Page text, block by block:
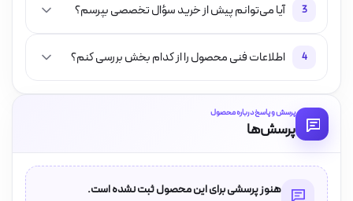
3 آیا می‌توانم پیش از خرید سؤال تخصصی بپرسم؟
4 اطلاعات فنی محصول را از کدام بخش بررسی کنم؟
پرسش و پاسخ درباره محصول
پرسش‌ها
هنوز پرسشی برای این محصول ثبت نشده است.